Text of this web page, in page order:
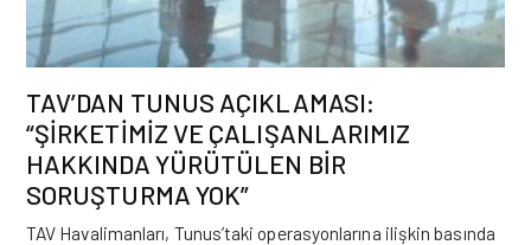
TAV’DAN TUNUS AÇIKLAMASI:
“ŞİRKETİMİZ VE ÇALIŞANLARIMIZ
HAKKINDA YÜRÜTÜLEN BİR
SORUŞTURMA YOK”
TAV Havalimanları, Tunus’taki operasyonlarına ilişkin basında